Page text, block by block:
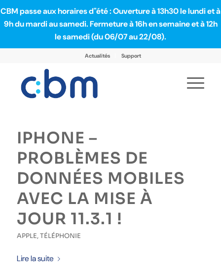
CBM passe aux horaires d"été : Ouverture à 13h30 le lundi et à
9h du mardi au samedi. Fermeture à 16h en semaine et à 12h
le samedi (du 06/07 au 22/08).
Actualités Support
IPHONE –
PROBLÈMES DE
DONNÉES MOBILES
AVEC LA MISE À
JOUR 11.3.1 !
APPLE,TÉLÉPHONIE
Lire la suite